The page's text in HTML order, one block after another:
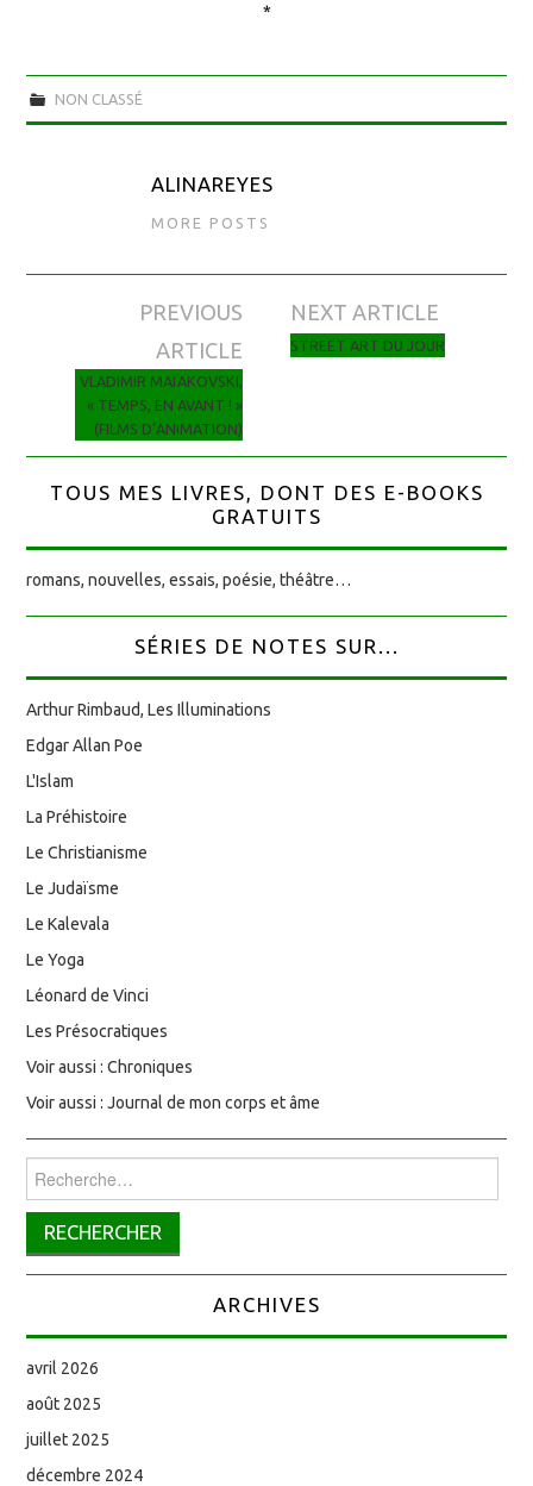
*
NON CLASSÉ
ALINAREYES
MORE POSTS
Navigation des articles
PREVIOUS
ARTICLE
VLADIMIR MAÏAKOVSKI,
« TEMPS, EN AVANT ! »
(FILMS D’ANIMATION)
NEXT ARTICLE
STREET ART DU JOUR
TOUS MES LIVRES, DONT DES E-BOOKS
GRATUITS
romans, nouvelles, essais, poésie, théâtre…
SÉRIES DE NOTES SUR...
Arthur Rimbaud, Les Illuminations
Edgar Allan Poe
L'Islam
La Préhistoire
Le Christianisme
Le Judaïsme
Le Kalevala
Le Yoga
Léonard de Vinci
Les Présocratiques
Voir aussi : Chroniques
Voir aussi : Journal de mon corps et âme
Rechercher :
ARCHIVES
avril 2026
août 2025
juillet 2025
décembre 2024